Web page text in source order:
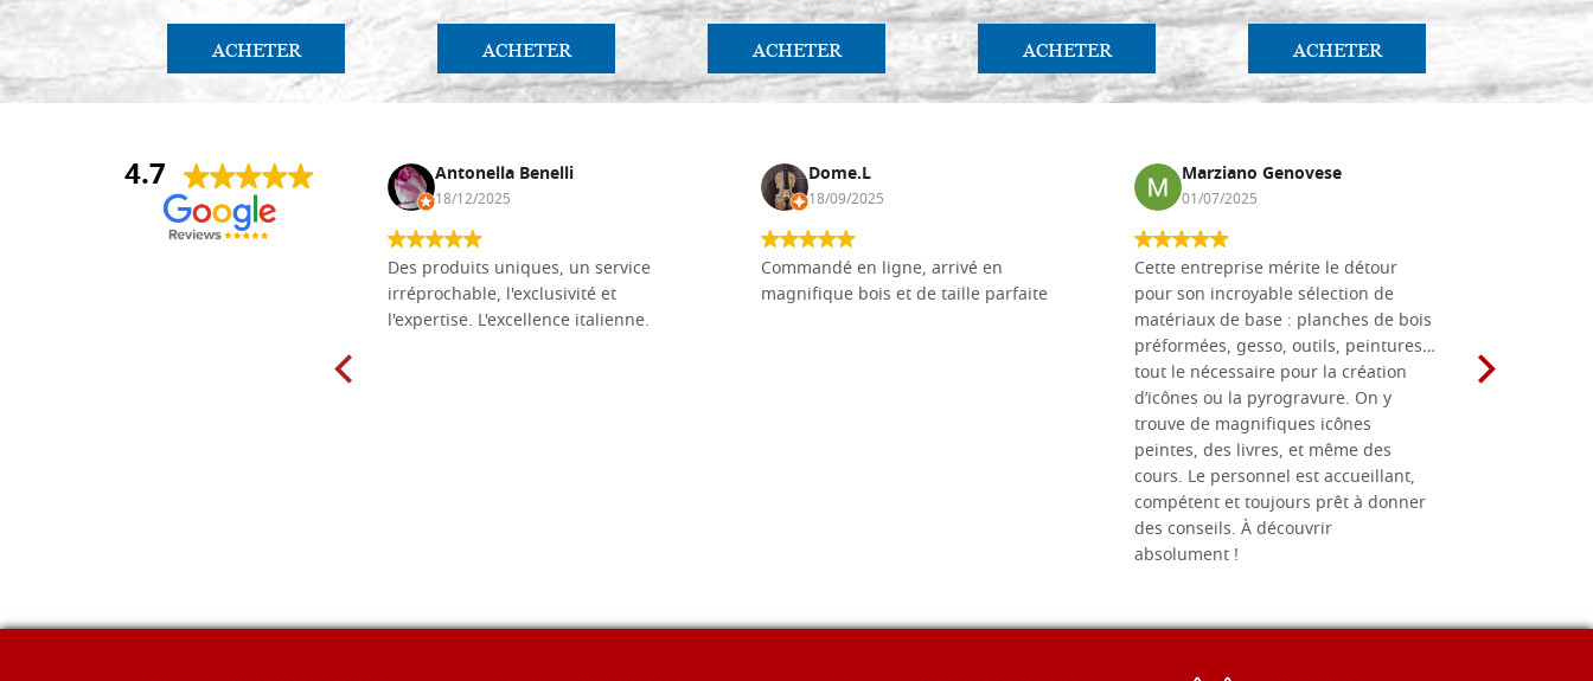
ACHETER ACHETER ACHETER ACHETER ACHETER
4.7
Daniel Vandewalle Antonella Benelli
18/12/2025
Des produits uniques, un service
irréprochable, l'exclusivité et
l'expertise. L'excellence italienne.
Dome.L
18/09/2025
Commandé en ligne, arrivé en
magnifique bois et de taille parfaite
Marziano Genovese
01/07/2025
Cette entreprise mérite le détour
pour son incroyable sélection de
matériaux de base : planches de bois
préformées, gesso, outils, peintures…
tout le nécessaire pour la création
d’icônes ou la pyrogravure. On y
trouve de magnifiques icônes
peintes, des livres, et même des
cours. Le personnel est accueillant,
compétent et toujours prêt à donner
des conseils. À découvrir
absolument !